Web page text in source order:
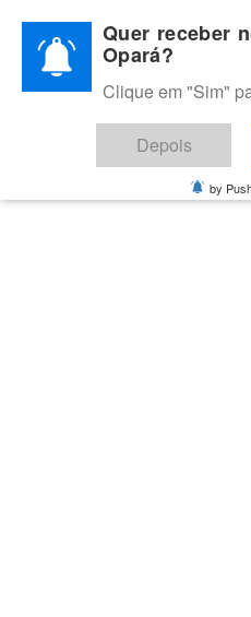
content
BLOG
Melhores notícias de
Quer receber
Opará?
Clique em "Sim"
Depois
by